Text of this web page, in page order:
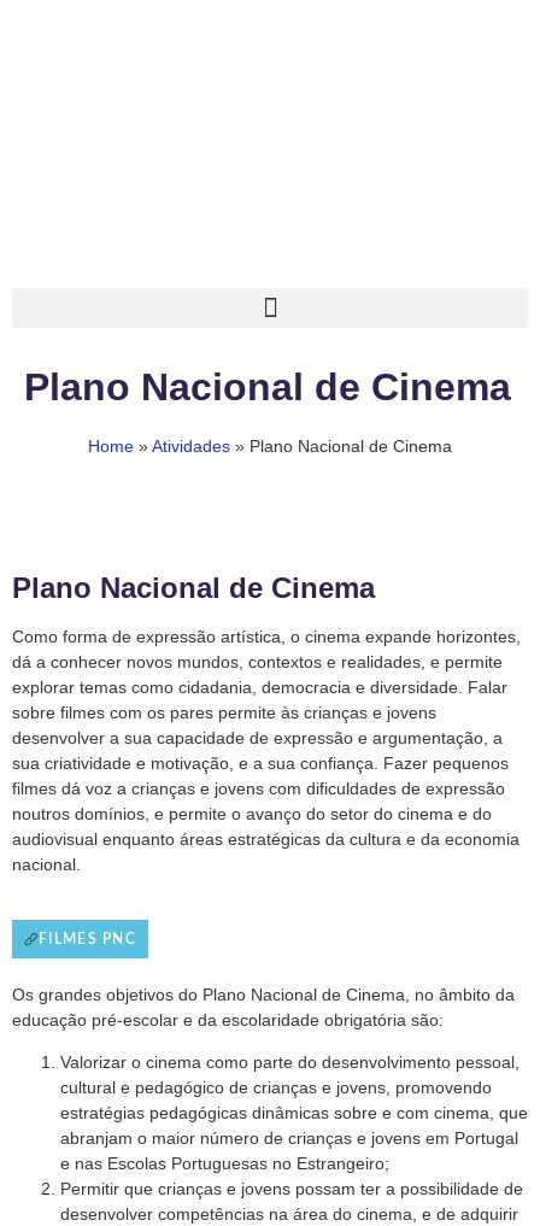
Plano Nacional de Cinema
Home »Atividades » Plano Nacional de Cinema
Plano Nacional de Cinema
Como forma de expressão artística, o cinema expande horizontes,
dá a conhecer novos mundos, contextos e realidades, e permite
explorar temas como cidadania, democracia e diversidade. Falar
sobre filmes com os pares permite às crianças e jovens
desenvolver a sua capacidade de expressão e argumentação, a
sua criatividade e motivação, e a sua confiança. Fazer pequenos
filmes dá voz a crianças e jovens com dificuldades de expressão
noutros domínios, e permite o avanço do setor do cinema e do
audiovisual enquanto áreas estratégicas da cultura e da economia
nacional.
FILMES PNC
Os grandes objetivos do Plano Nacional de Cinema, no âmbito da
educação pré-escolar e da escolaridade obrigatória são:
Valorizar o cinema como parte do desenvolvimento pessoal,
cultural e pedagógico de crianças e jovens, promovendo
estratégias pedagógicas dinâmicas sobre e com cinema, que
abranjam o maior número de crianças e jovens em Portugal
e nas Escolas Portuguesas no Estrangeiro;
Permitir que crianças e jovens possam ter a possibilidade de
desenvolver competências na área do cinema, e de adquirir